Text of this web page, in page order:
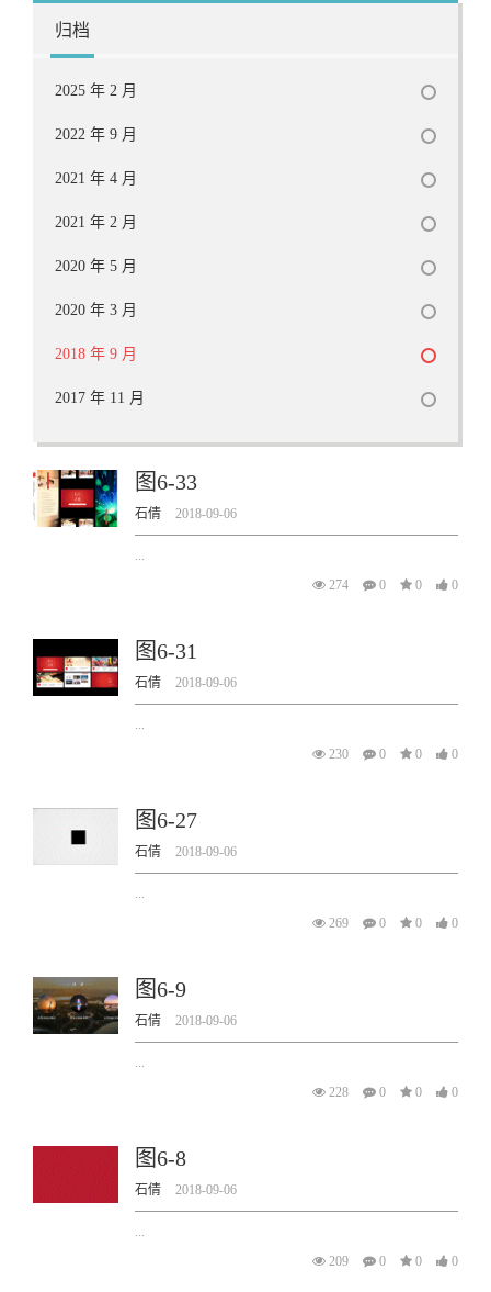
归档
2025 年 2 月
2022 年 9 月
2021 年 4 月
2021 年 2 月
2020 年 5 月
2020 年 3 月
2018 年 9 月
2017 年 11 月
图6-33
石倩 2018-09-06
...
274
0 0 0
图6-31
石倩 2018-09-06
...
230
0 0 0
图6-27
石倩 2018-09-06
...
269
0 0 0
图6-9
石倩 2018-09-06
...
228
0 0 0
图6-8
石倩 2018-09-06
...
209
0 0 0